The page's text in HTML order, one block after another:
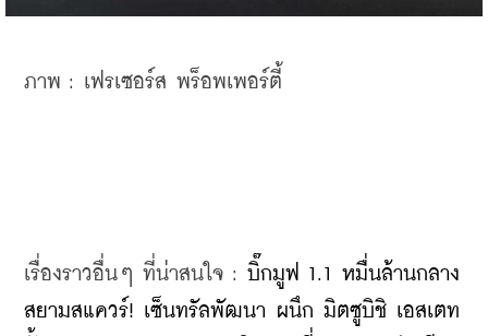
ภาพ : เฟรเซอร์ส พร็อพเพอร์ตี้
เรื่องราวอื่นๆ ที่น่าสนใจ : บิ๊กมูฟ 1.1 หมื่นล้านกลาง
สยามสแควร์! เซ็นทรัลพัฒนา ผนึก มิตซูบิชิ เอสเตท